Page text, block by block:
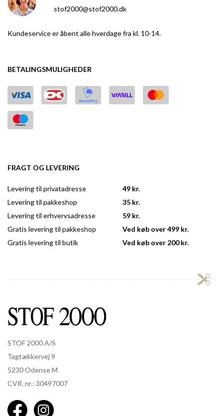
stof2000@stof2000.dk
Kundeservice er åbent alle hverdage fra kl. 10-14.
BETALINGSMULIGHEDER
FRAGT OG LEVERING
Levering til privatadresse
Levering til pakkeshop
Levering til erhvervsadresse
Gratis levering til pakkeshop
Gratis levering til butik
49 kr.
35 kr.
59 kr.
Ved køb over 499 kr.
Ved køb over 200 kr.
STOF 2000 A/S
Tagtækkervej 9
5230 Odense M
CVR. nr.: 30497007